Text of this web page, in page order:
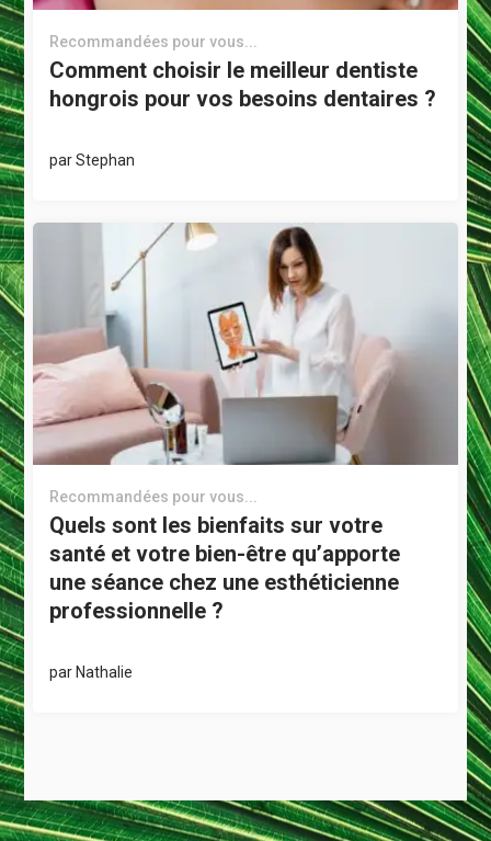
Recommandées pour vous...
Comment choisir le meilleur dentiste
hongrois pour vos besoins dentaires ?
parStephan
Recommandées pour vous...
Quels sont les bienfaits sur votre
santé et votre bien-être qu’apporte
une séance chez une esthéticienne
professionnelle ?
par Nathalie